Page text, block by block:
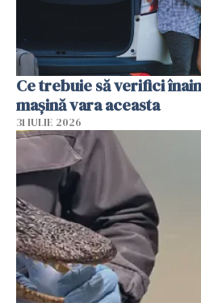
Ce trebuie să verifici
mașină vara aceasta
31 IULIE 2026